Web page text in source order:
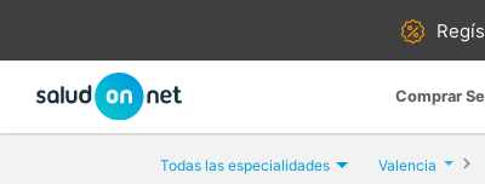
Comprar
Todas las especialidades Valencia